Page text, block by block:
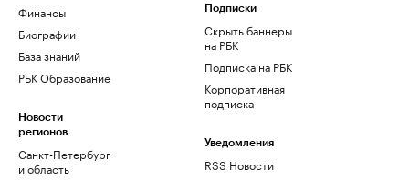
Финансы
Биографии
База знаний
РБК Образование
Новости
регионов
Санкт-Петербург
и область
Подписки
Скрыть баннеры
на РБК
Подписка на РБК
Корпоративная
подписка
Уведомления
RSS Новости